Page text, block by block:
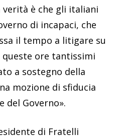
è che gli italiani
di incapaci, che
il tempo a litigare su
ore tantissimi
a sostegno della
mozione di sfiducia
del Governo».
di Fratelli